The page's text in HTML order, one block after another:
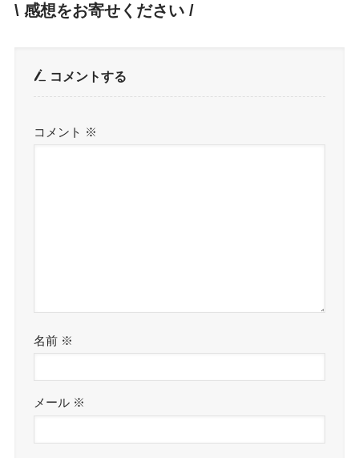
\ 感想をお寄せください /
コメントする
コメント ※
名前 ※
メール ※